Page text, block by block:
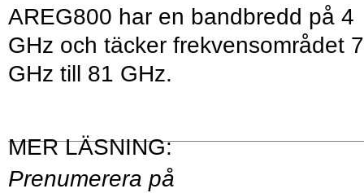
AREG800 har en bandbredd på 4
GHz och täcker frekvensområdet
GHz till 81 GHz.
Prenumerera på